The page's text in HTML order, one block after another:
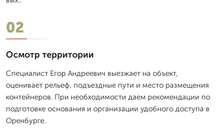
02
Осмотр территории
Специалист Егор Андреевич выезжает на объект,
оценивает рельеф, подъездные пути и место размещения
контейнеров. При необходимости даем рекомендации по
подготовке основания и организации удобного доступа в
Оренбурге.